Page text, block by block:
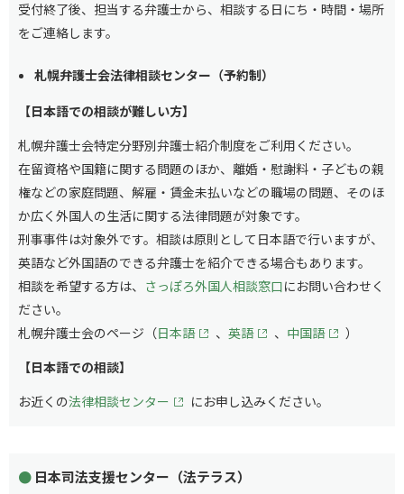
受付終了後、担当する弁護士から、相談する日にち・時間・場所
をご連絡します。
札幌弁護士会法律相談センター（予約制）
【日本語での相談が難しい方】
札幌弁護士会特定分野別弁護士紹介制度をご利用ください。
在留資格や国籍に関する問題のほか、離婚・慰謝料・子どもの親
権などの家庭問題、解雇・賃金未払いなどの職場の問題、そのほ
か広く外国人の生活に関する法律問題が対象です。
刑事事件は対象外です。相談は原則として日本語で行いますが、
英語など外国語のできる弁護士を紹介できる場合もあります。
相談を希望する方は、 さっぽろ外国人相談窓口にお問い合わせく
ださい。
札幌弁護士会のページ（日本語 、 英語 、 中国語
）
【日本語での相談】
お近くの法律相談センター にお申し込みください。
日本司法支援センター（法テラス）